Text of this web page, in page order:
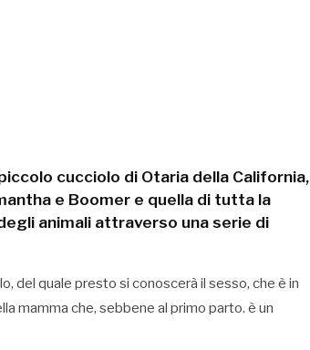
cucciolo di Otaria della California,
e Boomer e quella di tutta la
animali attraverso una serie di
del quale presto si conoscerà il sesso, che è in
mamma che, sebbene al primo parto. è un